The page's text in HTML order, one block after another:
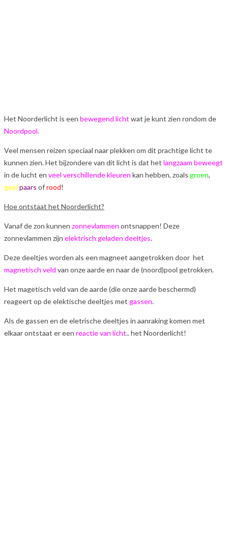
Het Noorderlicht is een bewegend licht wat je kunt zien rondom de
Noordpool.
Veel mensen reizen speciaal naar plekken om dit prachtige licht te
kunnen zien. Het bijzondere van dit licht is dat het langzaam beweegt
in de lucht en veel verschillende kleuren kan hebben, zoals groen,
geel paars ofrood!
Hoe ontstaat het Noorderlicht?
Vanaf de zon kunnen zonnevlammen ontsnappen! Deze
zonnevlammen zijn elektrisch geladen deeltjes.
Deze deeltjes worden als een magneet aangetrokken door het
magnetisch veld van onze aarde en naar de (noord)pool getrokken.
Het magetisch veld van de aarde (die onze aarde beschermd)
reageert op de elektische deeltjes met gassen.
Als de gassen en de eletrische deeltjes in aanraking komen met
elkaar ontstaat er een reactie van licht.. het Noorderlicht!